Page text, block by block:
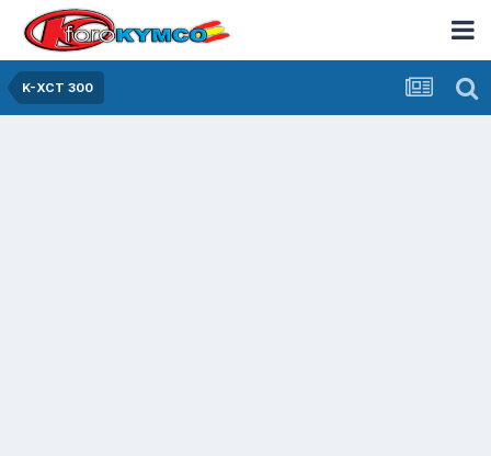
K-XCT 300